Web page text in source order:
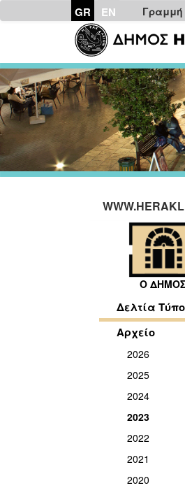
GR EN Γραμμή
Ο ΔΗΜΟΣ
Δελτία
Αρχείο
2026
2025
2024
2023
2022
2021
2020